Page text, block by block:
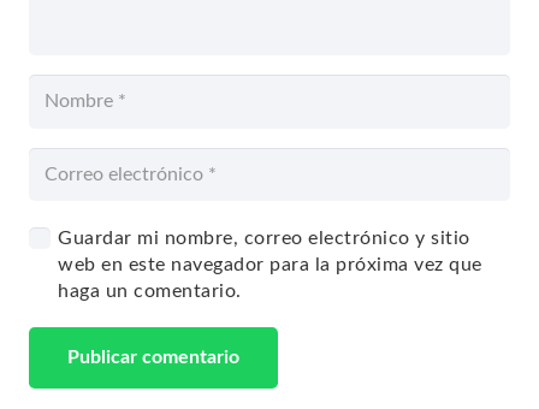
Guardar mi nombre, correo electrónico y sitio
web en este navegador para la próxima vez que
haga un comentario.
Publicar comentario